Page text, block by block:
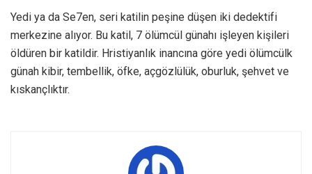
Yedi ya da Se7en, seri katilin peşine düşen iki dedektifi
merkezine alıyor. Bu katil, 7 ölümcül günahı işleyen kişileri
öldüren bir katildir. Hristiyanlık inancına göre yedi ölümcülk
günah kibir, tembellik, öfke, açgözlülük, oburluk, şehvet ve
kıskançlıktır.